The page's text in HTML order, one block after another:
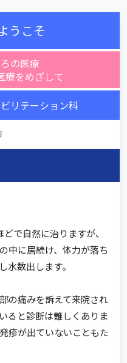
うこそ
の医療
療をめざして
テーション科
で自然に治りますが、
中に居続け、体力が落ち
水数出します。
の痛みを訴えて来院され
ると診断は難しくありま
疹が出ていないこともた